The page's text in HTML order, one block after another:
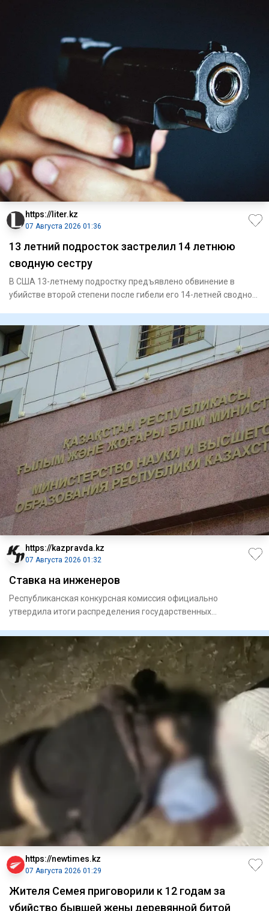
https://liter.kz
07 Августа 2026 01:36
13 летний подросток застрелил 14 летнюю
сводную сестру
В США 13-летнему подростку предъявлено обвинение в
убийстве второй степени после гибели его 14-летней сводной
https://kazpravda.kz
07 Августа 2026 01:32
Ставка на инженеров
Республиканская конкурсная комиссия официально
утвердила итоги распределения государственных
https://newtimes.kz
07 Августа 2026 01:29
Жителя Семея приговорили к 12 годам за
убийство бывшей жены деревянной битой